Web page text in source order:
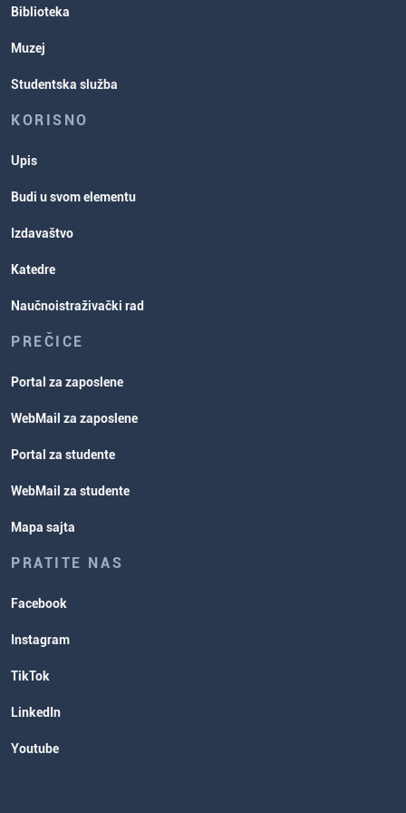
Biblioteka
Muzej
Studentska služba
KORISNO
Upis
Budi u svom elementu
Izdavaštvo
Katedre
Naučnoistraživački rad
PREČICE
Portal za zaposlene
WebMail za zaposlene
Portal za studente
WebMail za studente
Mapa sajta
PRATITE NAS
Facebook
Instagram
TikTok
LinkedIn
Youtube